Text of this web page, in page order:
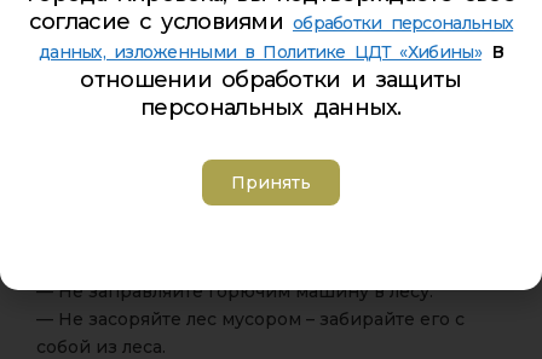
полить водой до полного остывания.
— Нельзя бросать в лесу окурки и стекло
(стеклянные бутылки, банки и др.).
— Не позволяйте детям играть со спичками или
вблизи открытого источника огня.
сухую траву и другие горючие материалы на
земельных участках.
— Не заправляйте горючим машину в лесу.
— Не засоряйте лес мусором – забирайте его с
собой из леса.
согласие с условиями обработки персональных
данных, изложенными в Политике ЦДТ «Хибины»в
отношении обработки и защиты
персональных данных.
Принять